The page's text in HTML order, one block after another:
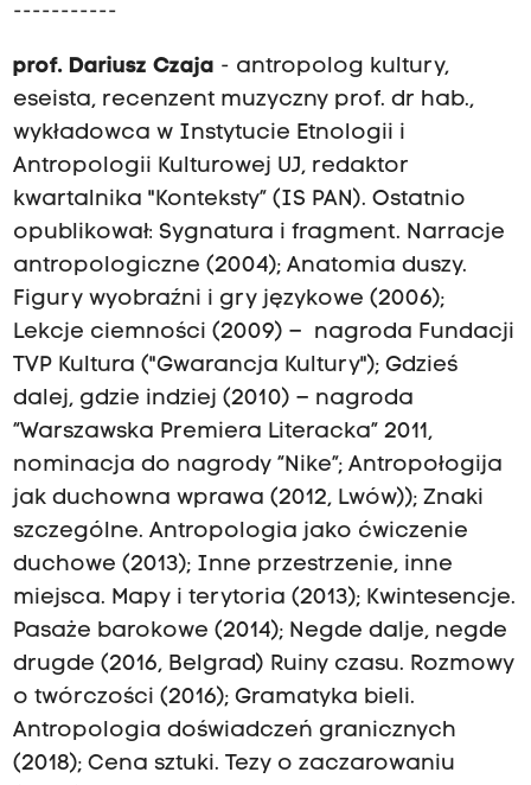
-----------
prof. Dariusz Czaja - antropolog kultury,
eseista, recenzent muzyczny prof. dr hab.,
wykładowca w Instytucie Etnologii i
Antropologii Kulturowej UJ, redaktor
kwartalnika "Konteksty” (IS PAN). Ostatnio
opublikował: Sygnatura i fragment. Narracje
antropologiczne (2004); Anatomia duszy.
Figury wyobraźni i gry językowe (2006);
Lekcje ciemności (2009) – nagroda Fundacji
TVP Kultura ("Gwarancja Kultury"); Gdzieś
dalej, gdzie indziej (2010) – nagroda
“Warszawska Premiera Literacka” 2011,
nominacja do nagrody “Nike”; Antropołogija
jak duchowna wprawa (2012, Lwów)); Znaki
szczególne. Antropologia jako ćwiczenie
duchowe (2013); Inne przestrzenie, inne
miejsca. Mapy i terytoria (2013); Kwintesencje.
Pasaże barokowe (2014); Negde dalje, negde
drugde (2016, Belgrad) Ruiny czasu. Rozmowy
o twórczości (2016); Gramatyka bieli.
Antropologia doświadczeń granicznych
(2018); Cena sztuki. Tezy o zaczarowaniu